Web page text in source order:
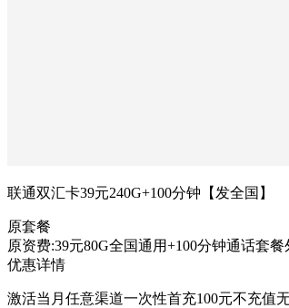
联通双汇卡39元240G+100分钟【发全国】
原套餐
原资费:39元80G全国通用+100分钟通话套
优惠详情
激活当月任意渠道一次性首充100元不充值